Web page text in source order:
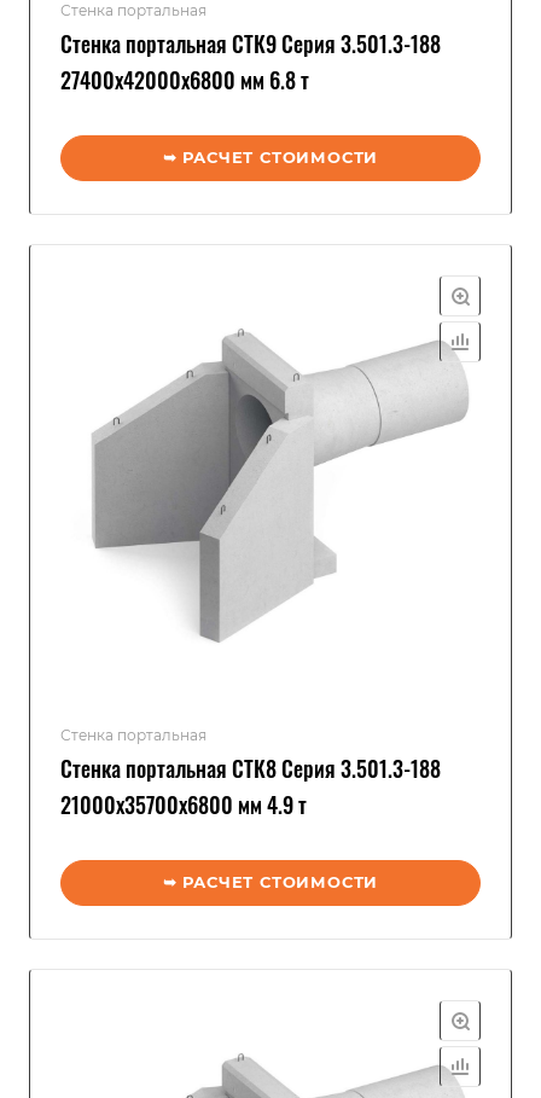
Стенка портальная
Стенка портальная СТК9 Серия 3.501.3-188
27400x42000x6800 мм 6.8 т
➥ РАСЧЕТ СТОИМОСТИ
Стенка портальная
Стенка портальная СТК8 Серия 3.501.3-188
21000x35700x6800 мм 4.9 т
➥ РАСЧЕТ СТОИМОСТИ